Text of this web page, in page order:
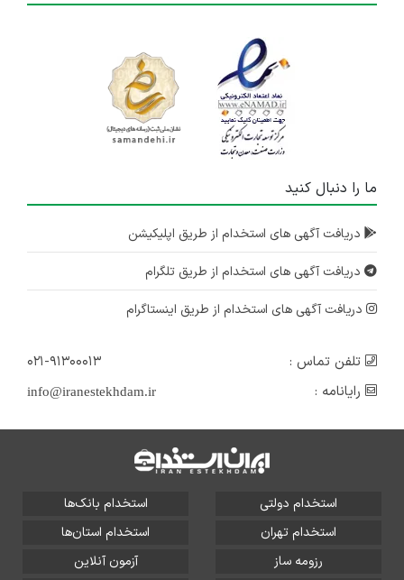
ما را دنبال کنید
دریافت آگهی های استخدام از طریق اپلیکیشن
دریافت آگهی های استخدام از طریق تلگرام
دریافت آگهی های استخدام از طریق اینستاگرام
تلفن تماس :
۰۲۱-۹۱۳۰۰۰۱۳
رایانامه :
info@iranestekhdam.ir
استخدام دولتی
استخدام بانک‌ها
استخدام تهران
استخدام استان‌ها
رزومه ساز
آزمون آنلاین